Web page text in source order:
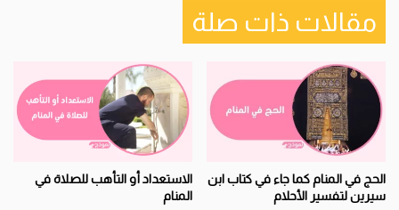
مقالات ذات صلة
الحج في المنام كما جاء في كتاب ابن
سيرين لتفسير الأحلام
الاستعداد أو التأهب للصلاة في
المنام